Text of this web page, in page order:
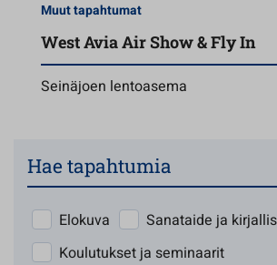
Muut tapahtumat
West Avia Air Show & Fly In
Seinäjoen lentoasema
Hae tapahtumia
Elokuva
Sanataide ja
Koulutukset ja seminaarit